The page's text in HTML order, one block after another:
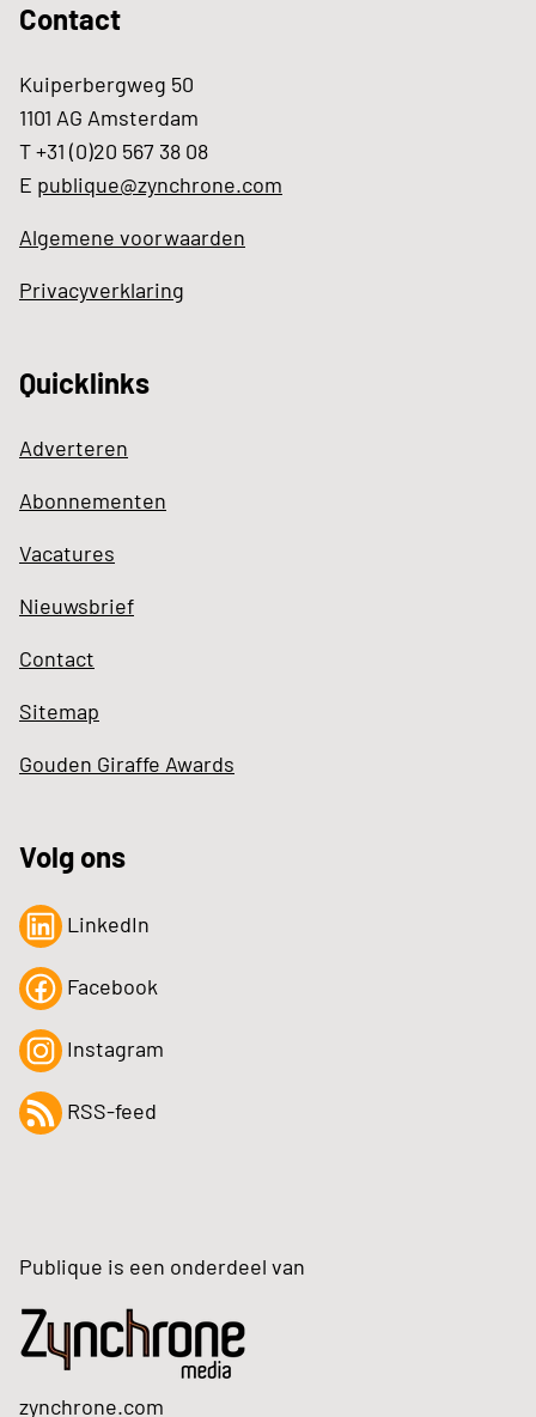
Contact
Kuiperbergweg 50
1101 AG Amsterdam
T +31 (0)20 567 38 08
E publique@zynchrone.com
Algemene voorwaarden
Privacyverklaring
Quicklinks
Adverteren
Abonnementen
Vacatures
Nieuwsbrief
Contact
Sitemap
Gouden Giraffe Awards
Volg ons
LinkedIn
Facebook
Instagram
RSS-feed
Publique is een onderdeel van
zynchrone.com